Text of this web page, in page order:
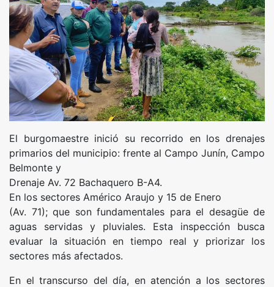
El burgomaestre inició su recorrido en los drenajes
primarios del municipio: frente al Campo Junín, Campo
Belmonte y
Drenaje Av. 72 Bachaquero B-A4.
En los sectores Américo Araujo y 15 de Enero
(Av. 71); que son fundamentales para el desagüe de
aguas servidas y pluviales. Esta inspección busca
evaluar la situación en tiempo real y priorizar los
sectores más afectados.
En el transcurso del día, en atención a los sectores